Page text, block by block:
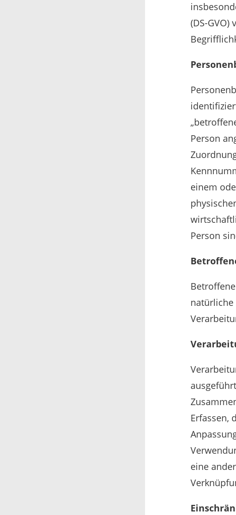
(DS-
Person
einem
Person
natürliche
Erfassen,
eine